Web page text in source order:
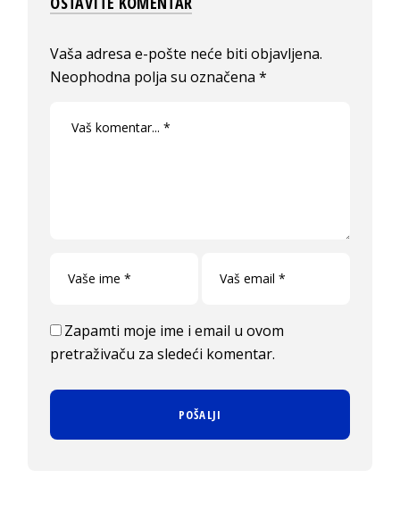
Vaša adresa e-pošte neće biti objavljena.
Neophodna polja su označena*
Zapamti moje ime i email u ovom
pretraživaču za sledeći komentar.